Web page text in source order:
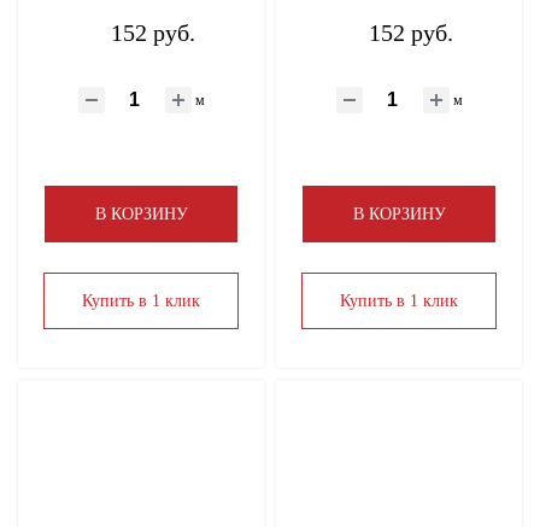
152 руб.
м
В КОРЗИНУ
Купить в 1 клик
152 руб.
м
В КОРЗИНУ
Купить в 1 клик